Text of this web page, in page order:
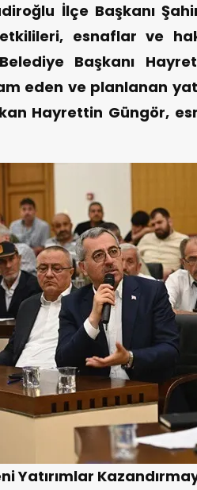
İlçe Başkanı
esnaflar ve
Başkanı
eden ve planlanan
Hayrettin Güngör,
Yatırımlar